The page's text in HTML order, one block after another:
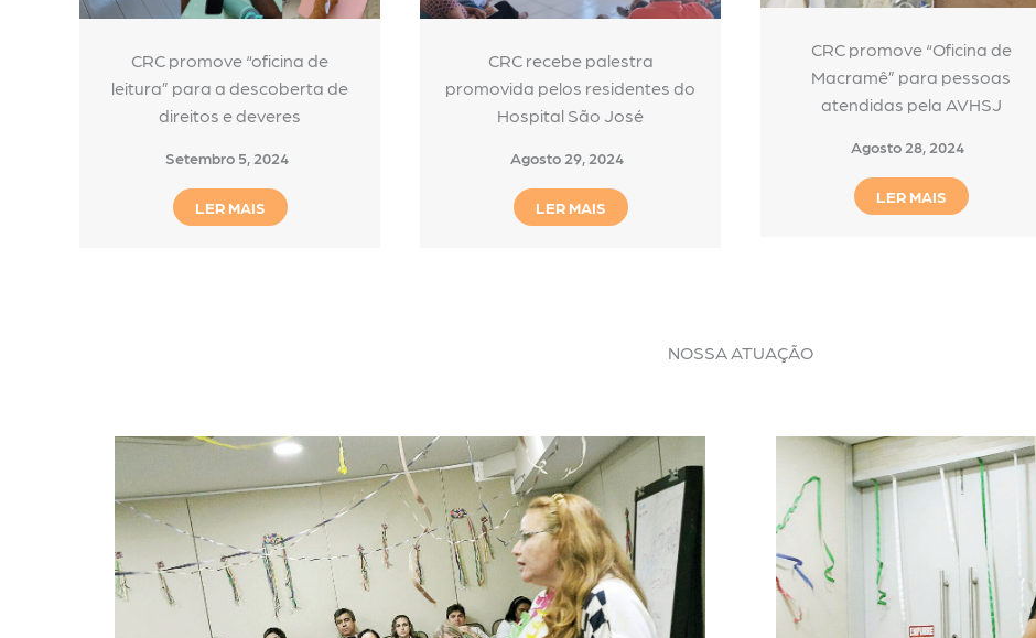
CRC promove “oficina de
leitura” para a descoberta de
direitos e deveres
Setembro 5, 2024
LER MAIS
CRC recebe palestra
promovida pelos residentes do
Hospital São José
Agosto 29, 2024
LER MAIS
CRC promove “Oficina de
Macramê” para pessoas
atendidas pela AVHSJ
Agosto 28, 2024
LER MAIS
NOSSA ATUAÇÃO